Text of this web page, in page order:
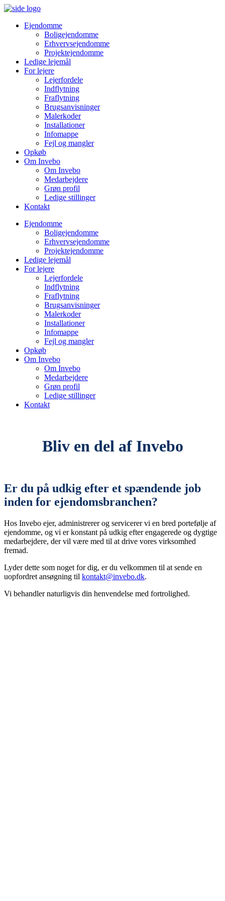
Ejendomme
Boligejendomme
Erhvervsejendomme
Projektejendomme
Ledige lejemål
For lejere
Lejerfordele
Indflytning
Fraflytning
Brugsanvisninger
Malerkoder
Installationer
Infomappe
Fejl og mangler
Opkøb
Om Invebo
Om Invebo
Medarbejdere
Grøn profil
Ledige stillinger
Kontakt
Ejendomme
Boligejendomme
Erhvervsejendomme
Projektejendomme
Ledige lejemål
For lejere
Lejerfordele
Indflytning
Fraflytning
Brugsanvisninger
Malerkoder
Installationer
Infomappe
Fejl og mangler
Opkøb
Om Invebo
Om Invebo
Medarbejdere
Grøn profil
Ledige stillinger
Kontakt
Bliv en del af Invebo
Er du på udkig efter et spændende job
inden for ejendomsbranchen?
Hos Invebo ejer, administrerer og servicerer vi en bred portefølje af
ejendomme, og vi er konstant på udkig efter engagerede og dygtige
medarbejdere, der vil være med til at drive vores virksomhed
fremad.
Lyder dette som noget for dig, er du velkommen til at sende en
uopfordret ansøgning til kontakt@invebo.dk.
Vi behandler naturligvis din henvendelse med fortrolighed.